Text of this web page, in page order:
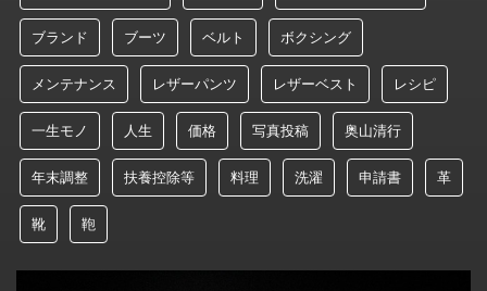
ブランド ブーツ ベルト ボクシング
メンテナンス レザーパンツ レザーベスト レシピ
一生モノ 人生 価格 写真投稿 奥山清行
年末調整 扶養控除等 料理 洗濯 申請書 革
靴 鞄